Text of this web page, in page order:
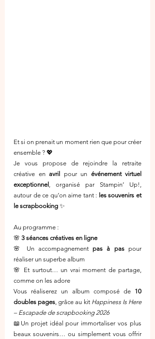
Et si on prenait un moment rien que pour créer
ensemble ? 💖
Je vous propose de rejoindre la retraite
créative en avril pour un événement virtuel
exceptionnel
, organisé par Stampin’ Up!,
autour de ce qu’on aime tant : les souvenirs et
le scrapbooking ✨
Au programme :
🌸 3 séances créatives en ligne
🌸 Un accompagnement pas à pas pour
réaliser un superbe album
🌸 Et surtout… un vrai moment de partage,
comme on les adore
Vous réaliserez un album composé de 10
doubles pages , grâce au kit Happiness Is Here
– Escapade de scrapbooking 2026
📖Un projet idéal pour immortaliser vos plus
beaux souvenirs… ou simplement vous offrir